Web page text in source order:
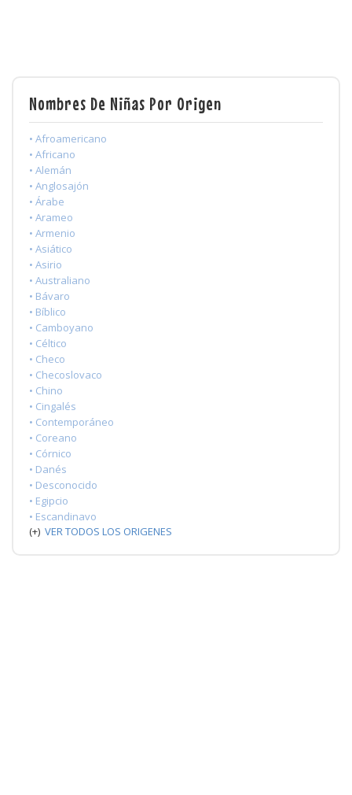
Nombres De Niñas Por Origen
• Afroamericano
• Africano
• Alemán
• Anglosajón
• Árabe
• Arameo
• Armenio
• Asiático
• Asirio
• Australiano
• Bávaro
• Bíblico
• Camboyano
• Céltico
• Checo
• Checoslovaco
• Chino
• Cingalés
• Contemporáneo
• Coreano
• Córnico
• Danés
• Desconocido
• Egipcio
• Escandinavo
(+) VER TODOS LOS ORIGENES